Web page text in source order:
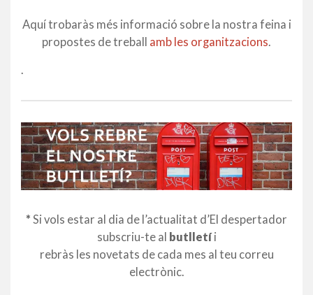
Aquí trobaràs més informació sobre la nostra feina i
propostes de treball amb les organitzacions.
.
* Si vols estar al dia de l’actualitat d’El despertador
subscriu-te al butlletíi
rebràs les novetats de cada mes al teu correu
electrònic.